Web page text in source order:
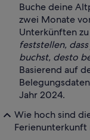
Buche deine
zwei Monate
Unterkünften
feststellen,
buchst, desto
Basierend auf
Jahr 2024.
Wie hoch sind